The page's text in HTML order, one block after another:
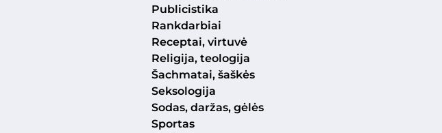
Publicistika
Rankdarbiai
Receptai, virtuvė
Religija, teologija
Šachmatai, šaškės
Seksologija
Sodas, daržas, gėlės
Sportas